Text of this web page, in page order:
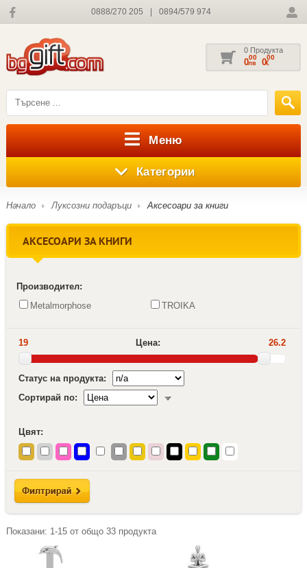
0888/270 205 0894/579 974
0 Продукта
000
лв 000
€
Меню
Категории
Начало Луксозни подаръци Аксесоари за книги
АКСЕСОАРИ ЗА КНИГИ
Производител:
Metalmorphose
TROIKA
19 Цена: 26.2
Статус на продукта:
Сортирай по:
Цвят:
Показани: 1-15от общо 33продукта